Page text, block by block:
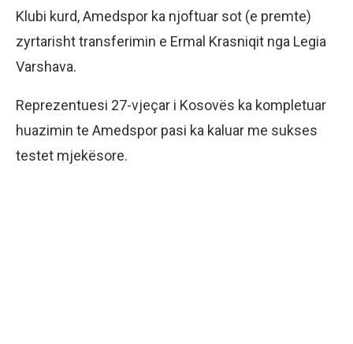
Klubi kurd, Amedspor ka njoftuar sot (e premte)
zyrtarisht transferimin e Ermal Krasniqit nga Legia
Varshava.
Reprezentuesi 27-vjeçar i Kosovës ka kompletuar
huazimin te Amedspor pasi ka kaluar me sukses
testet mjekësore.